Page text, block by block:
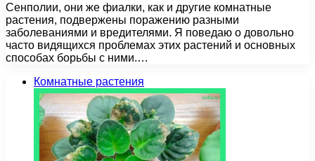
Сенполии, они же фиалки, как и другие комнатные
растения, подвержены поражению разными
заболеваниями и вредителями. Я поведаю о довольно
часто видящихся проблемах этих растений и основных
способах борьбы с ними.…
Комнатные растения